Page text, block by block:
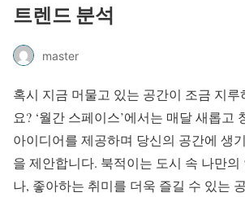
트렌드 분석
master
혹시 지금 머물고 있는 공간이 조금 지
요? ‘월간 스페이스’에서는 매달 새롭고
아이디어를 제공하며 당신의 공간에 생
을 제안합니다. 북적이는 도시 속 나만의
나, 좋아하는 취미를 더욱 즐길 수 있는